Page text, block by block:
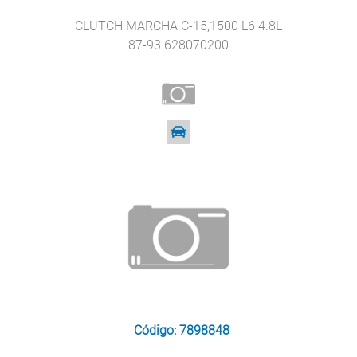
CLUTCH MARCHA C-15,1500 L6 4.8L
87-93 628070200
Código: 7898848